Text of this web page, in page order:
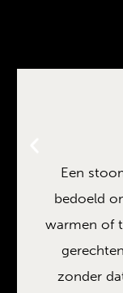
Een
bedoeld
warmen of
zonder